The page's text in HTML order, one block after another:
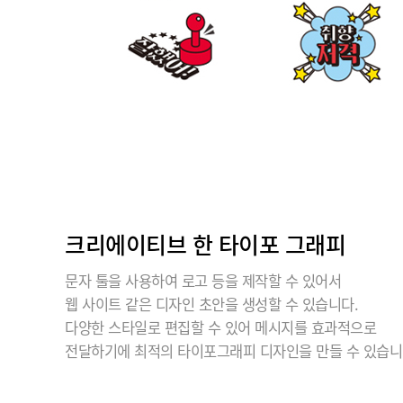
크리에이티브 한 타이포 그래피
문자 툴을 사용하여 로고 등을 제작할 수 있어서
웹 사이트 같은 디자인 초안을 생성할 수 있습니다.
다양한 스타일로 편집할 수 있어 메시지를 효과적으로
전달하기에 최적의 타이포그래피 디자인을 만들 수 있습